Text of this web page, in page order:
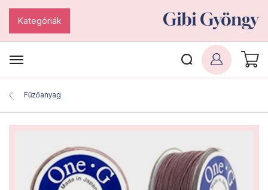
Kategóriák
Fűzőanyag